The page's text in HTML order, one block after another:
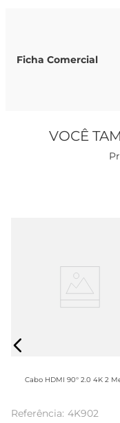
Ficha Comercial
VOCÊ
Cabo HDMI 90° 2.0 4K 2
4K902